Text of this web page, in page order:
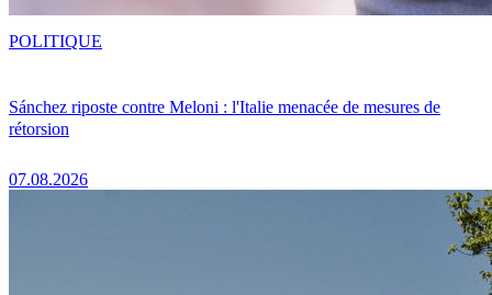
Sánchez riposte contre Meloni : l'Italie menacée de mesures de
rétorsion
07.08.2026
POLITIQUE